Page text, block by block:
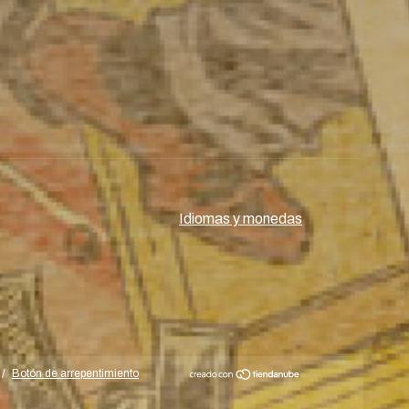
Idiomas y monedas
/ Botón de arrepentimiento